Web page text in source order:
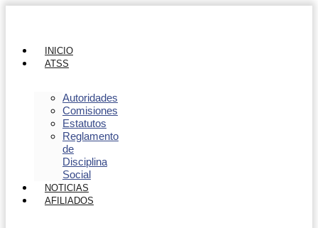
INICIO
ATSS
Autoridades
Comisiones
Estatutos
Reglamento
de
Disciplina
Social
NOTICIAS
AFILIADOS